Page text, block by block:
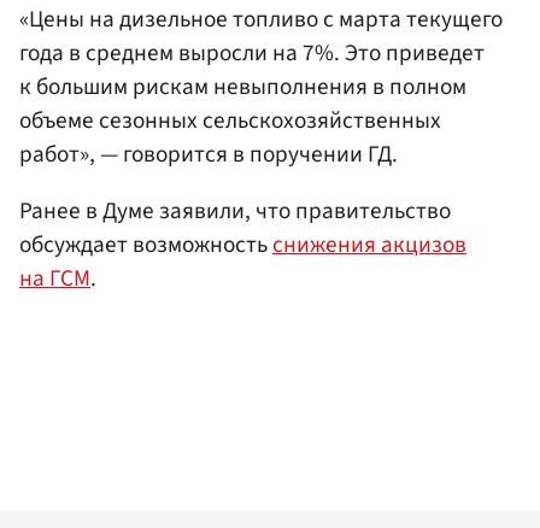
«Цены на дизельное топливо с марта текущего
года в среднем выросли на 7%. Это приведет
к большим рискам невыполнения в полном
объеме сезонных сельскохозяйственных
работ», — говорится в поручении ГД.
Ранее в Думе заявили, что правительство
обсуждает возможностьснижения акцизов
на ГСМ.